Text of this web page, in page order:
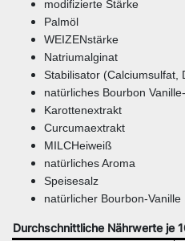
modifizierte Stärke
Palmöl
WEIZENstärke
Natriumalginat
Stabilisator (Calciumsulfat,
natürliches Bourbon
Karottenextrakt
Curcumaextrakt
MILCHeiweiß
natürliches Aroma
Speisesalz
natürlicher Bourbon-Vanille
Durchschnittliche Nährwerte je